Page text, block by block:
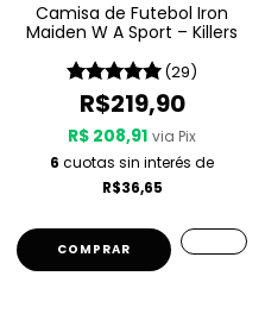
Camisa de Futebol Iron
Maiden W A Sport – Killers
(29)
R$219,90
R$ 208,91 via Pix
6 cuotas sin interés de
R$36,65
COMPRAR